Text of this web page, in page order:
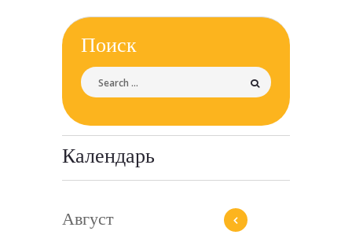
Поиск
Календарь
Август